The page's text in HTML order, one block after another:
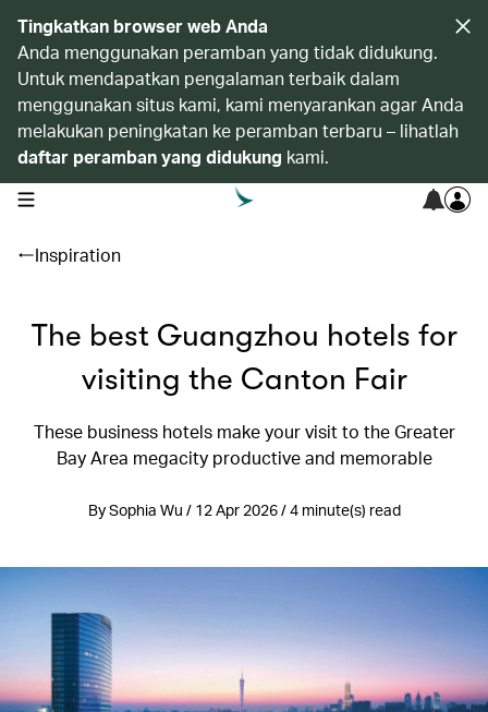
Tingkatkan browser web Anda
Anda menggunakan peramban yang tidak didukung.
Untuk mendapatkan pengalaman terbaik dalam
menggunakan situs kami, kami menyarankan agar Anda
melakukan peningkatan ke peramban terbaru – lihatlah
daftar peramban yang didukung kami.
open navigation menu
Inspiration
The best Guangzhou hotels for
visiting the Canton Fair
These business hotels make your visit to the Greater
Bay Area megacity productive and memorable
By Sophia Wu / 12 Apr 2026 / 4 minute(s) read